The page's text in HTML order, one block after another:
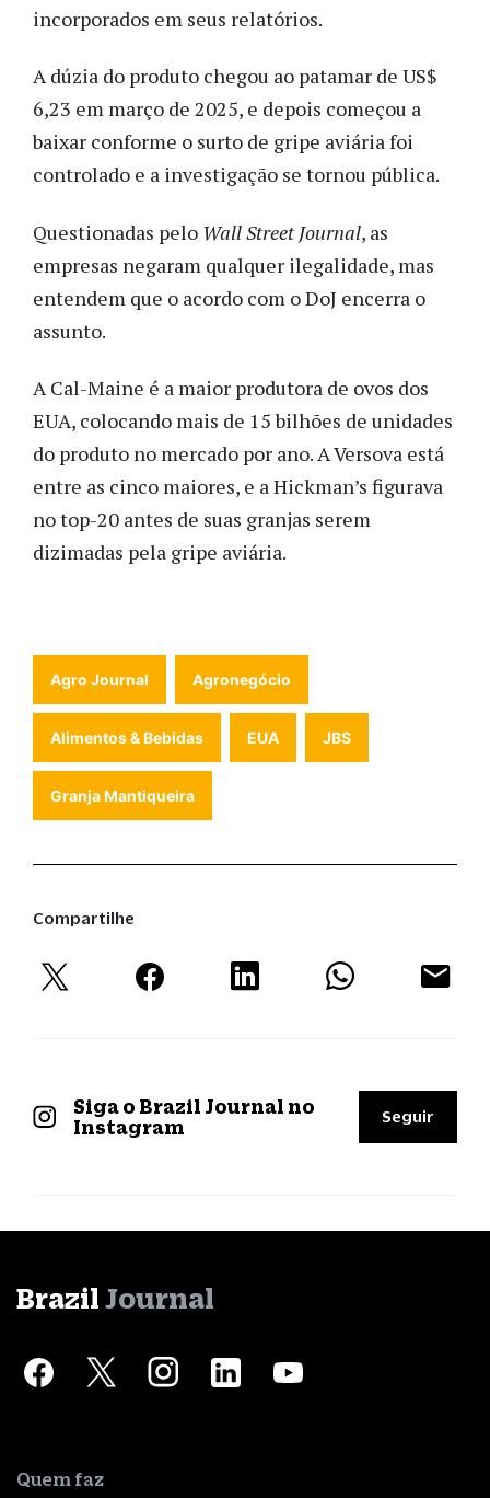
incorporados em seus relatórios.
A dúzia do produto chegou ao patamar de US$
6,23 em março de 2025, e depois começou a
baixar conforme o surto de gripe aviária foi
controlado e a investigação se tornou pública.
Questionadas pelo Wall Street Journal, as
empresas negaram qualquer ilegalidade, mas
entendem que o acordo com o DoJ encerra o
assunto.
A Cal-Maine é a maior produtora de ovos dos
EUA, colocando mais de 15 bilhões de unidades
do produto no mercado por ano. A Versova está
entre as cinco maiores, e a Hickman’s figurava
no top-20 antes de suas granjas serem
dizimadas pela gripe aviária.
Agro Journal Agronegócio
Alimentos & Bebidas EUA JBS
Granja Mantiqueira
Compartilhe
Siga o Brazil Journal no
Instagram
Seguir
Brazil Journal
Quem faz